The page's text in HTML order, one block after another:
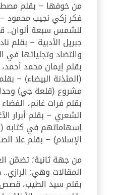
من خوفها – بقلم
فكر زكي نجيب محمود –
للشمس سبعة ألوان..
جبريل الأدبية – بقلم
والتضاد وتجلياتها في
بقلم إيمان محمد
(المئذنة البيضاء) –
مشروع (قلعة جي)
بقلم فرات غانم،
الشعري – بقلم أبرار
إسهاماتهم في كتابه
الإسلام) – بقلم علا
من جهة ثانية؛ تضمّن
المقالات وهي:
بقلم سيد الطيب، قصص